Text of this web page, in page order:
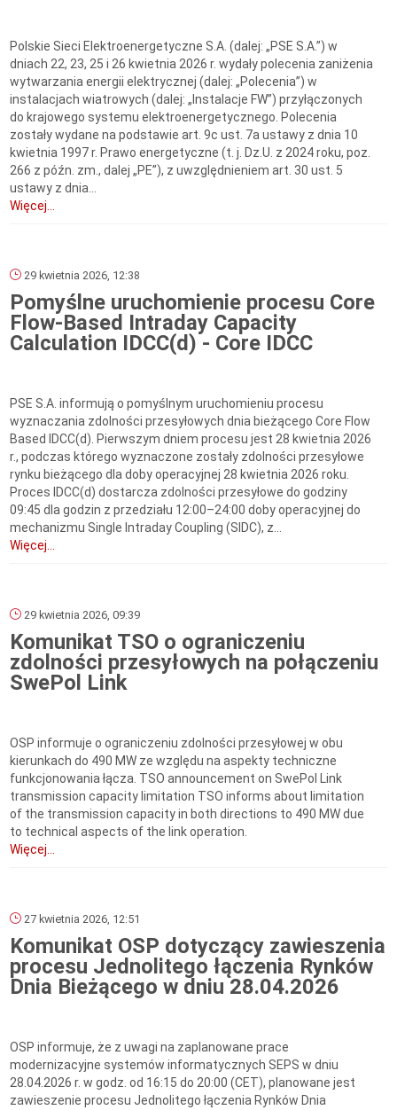
Polskie Sieci Elektroenergetyczne S.A. (dalej: „PSE S.A.”) w
dniach 22, 23, 25 i 26 kwietnia 2026 r. wydały polecenia zaniżenia
wytwarzania energii elektrycznej (dalej: „Polecenia”) w
instalacjach wiatrowych (dalej: „Instalacje FW”) przyłączonych
do krajowego systemu elektroenergetycznego. Polecenia
zostały wydane na podstawie art. 9c ust. 7a ustawy z dnia 10
kwietnia 1997 r. Prawo energetyczne (t. j. Dz.U. z 2024 roku, poz.
266 z późn. zm., dalej „PE”), z uwzględnieniem art. 30 ust. 5
ustawy z dnia...
Więcej...
29 kwietnia 2026, 12:38
Pomyślne uruchomienie procesu Core
Flow-Based Intraday Capacity
Calculation IDCC(d) - Core IDCC
PSE S.A. informują o pomyślnym uruchomieniu procesu
wyznaczania zdolności przesyłowych dnia bieżącego Core Flow
Based IDCC(d). Pierwszym dniem procesu jest 28 kwietnia 2026
r., podczas którego wyznaczone zostały zdolności przesyłowe
rynku bieżącego dla doby operacyjnej 28 kwietnia 2026 roku.
Proces IDCC(d) dostarcza zdolności przesyłowe do godziny
09:45 dla godzin z przedziału 12:00–24:00 doby operacyjnej do
mechanizmu Single Intraday Coupling (SIDC), z...
Więcej...
29 kwietnia 2026, 09:39
Komunikat TSO o ograniczeniu
zdolności przesyłowych na połączeniu
SwePol Link
OSP informuje o ograniczeniu zdolności przesyłowej w obu
kierunkach do 490 MW ze względu na aspekty techniczne
funkcjonowania łącza. TSO announcement on SwePol Link
transmission capacity limitation TSO informs about limitation
of the transmission capacity in both directions to 490 MW due
to technical aspects of the link operation.
Więcej...
27 kwietnia 2026, 12:51
Komunikat OSP dotyczący zawieszenia
procesu Jednolitego łączenia Rynków
Dnia Bieżącego w dniu 28.04.2026
OSP informuje, że z uwagi na zaplanowane prace
modernizacyjne systemów informatycznych SEPS w dniu
28.04.2026 r. w godz. od 16:15 do 20:00 (CET), planowane jest
zawieszenie procesu Jednolitego łączenia Rynków Dnia